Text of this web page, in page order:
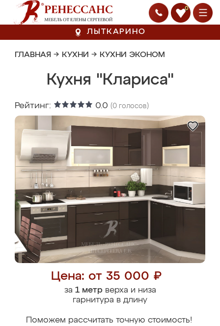
0
ЛЫТКАРИНО
ГЛАВНАЯ → КУХНИ → КУХНИ ЭКОНОМ
Кухня "Клариса"
Рейтинг: 0.0 (0 голосов)
Цена: от 35 000 ₽
за 1 метрверха и низа
гарнитура в длину
Поможем рассчитать точную стоимость!